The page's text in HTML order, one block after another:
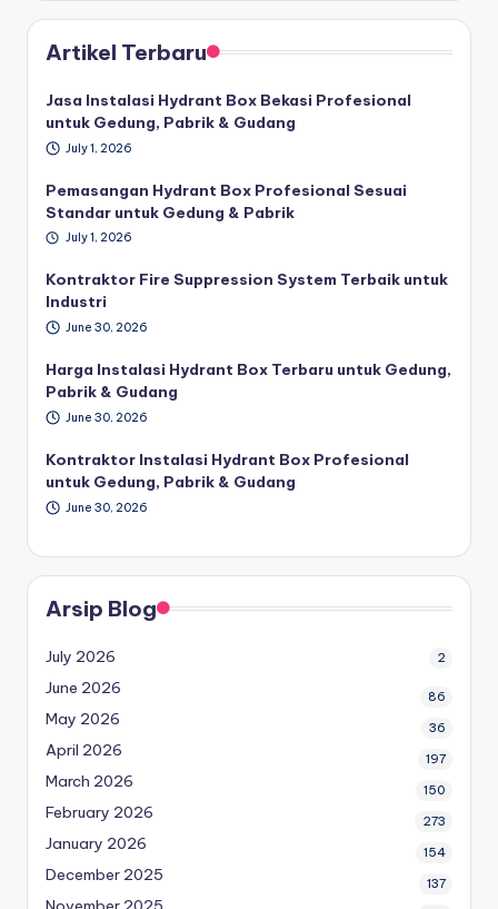
Artikel Terbaru
Jasa Instalasi Hydrant Box Bekasi Profesional
untuk Gedung, Pabrik & Gudang
July 1, 2026
Pemasangan Hydrant Box Profesional Sesuai
Standar untuk Gedung & Pabrik
July 1, 2026
Kontraktor Fire Suppression System Terbaik untuk
Industri
June 30, 2026
Harga Instalasi Hydrant Box Terbaru untuk Gedung,
Pabrik & Gudang
June 30, 2026
Kontraktor Instalasi Hydrant Box Profesional
untuk Gedung, Pabrik & Gudang
June 30, 2026
Arsip Blog
July 2026 2
June 2026 86
May 2026 36
April 2026 197
March 2026 150
February 2026 273
January 2026 154
December 2025 137